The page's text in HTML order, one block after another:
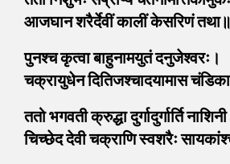
आजघान शरैर्देवीं कालीं केसरिणं
पुनश्च कृत्वा बाहुनामयुतं दनुजेश्वरः।
चक्रायुधेन दितिजश्चादयामास
ततो भगवती क्रुद्धा दुर्गादुर्गार्ति
चिच्छेद देवी चक्राणि स्वशरैः